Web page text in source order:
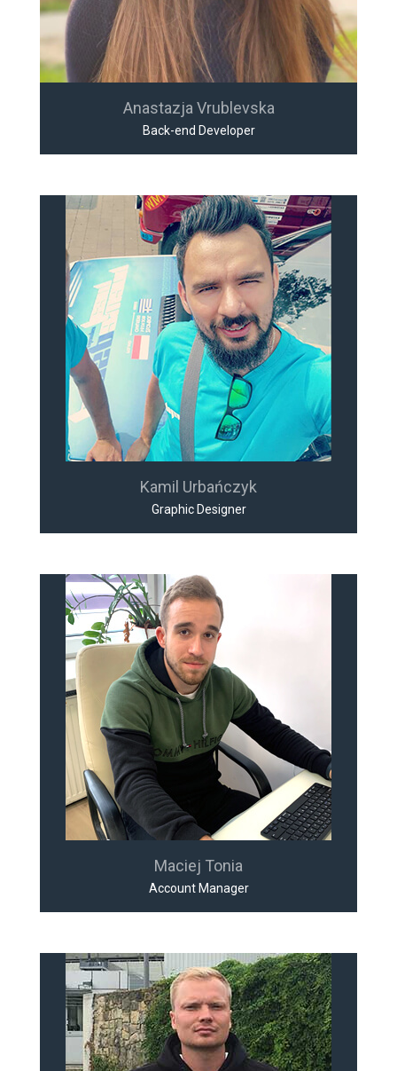
Anastazja Vrublevska
Back-end Developer
Kamil Urbańczyk
Graphic Designer
Maciej Tonia
Account Manager